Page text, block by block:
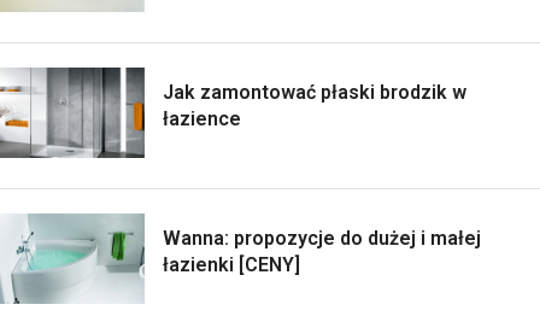
Jak zamontować płaski brodzik w
łazience
Wanna: propozycje do dużej i małej
łazienki [CENY]